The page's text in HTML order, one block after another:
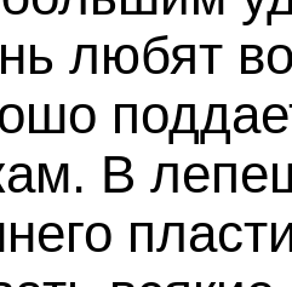
любят
В